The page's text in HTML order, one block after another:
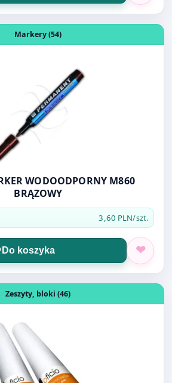
MARKER WODOODPORNY
Markery (54)
WODOODPORNY M860
BRĄZOWY
3,60 PLN/szt.
Do koszyka
DO FLIPCHARTA A1 GŁ. 10K
Zeszyty, bloki (46)